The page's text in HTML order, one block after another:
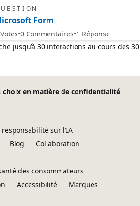
Form
Votes 0 Commentaires 1 Réponse
jusqu’à 30 interactions au cours des 30
choix en matière de confidentialité
responsabilité sur l’IA
Blog
Collaboration
des consommateurs
Accessibilité
Marques